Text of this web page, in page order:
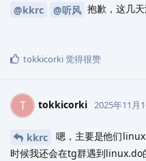
@kkrc @听风 抱歉，这几
tokkicorki觉得很赞
T tokkicorki 2025年11月
kkrc
嗯，主要是他们
时候我还会在tg群遇到